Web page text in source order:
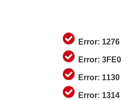
Error: 1276
Error: 3FE0
Error: 1130
Error: 1314